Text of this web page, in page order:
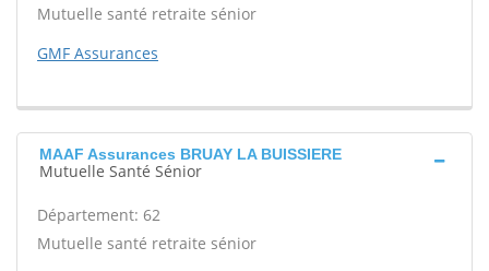
Mutuelle santé retraite sénior
GMF Assurances
MAAF Assurances BRUAY LA BUISSIERE
Mutuelle Santé Sénior
Département: 62
Mutuelle santé retraite sénior